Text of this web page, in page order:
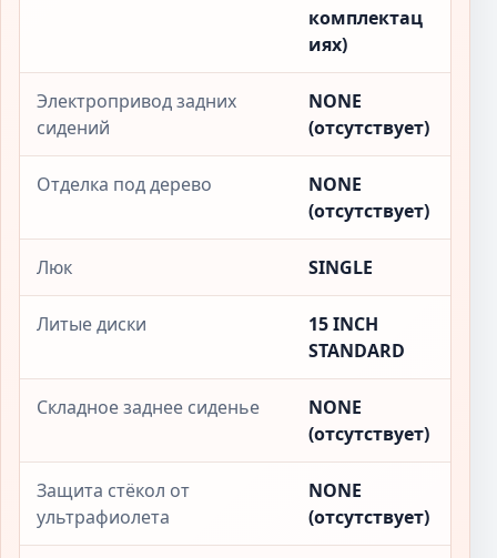
комплектац
иях)
Электропривод задних
сидений
NONE
(отсутствует)
Отделка под дерево
NONE
(отсутствует)
Люк SINGLE
Литые диски
15 INCH
STANDARD
Складное заднее сиденье
NONE
(отсутствует)
Защита стёкол от
ультрафиолета
NONE
(отсутствует)